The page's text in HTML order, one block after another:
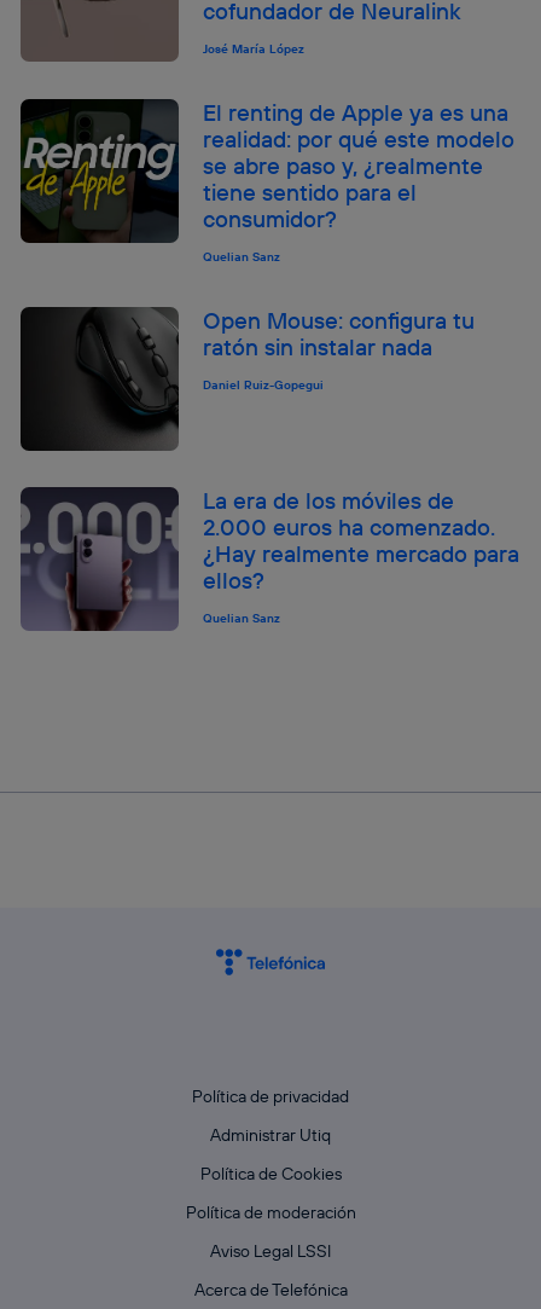
cofundador de Neuralink
José María López
El renting de Apple ya es una
realidad: por qué este modelo
se abre paso y, ¿realmente
tiene sentido para el
consumidor?
Quelian Sanz
Open Mouse: configura tu
ratón sin instalar nada
Daniel Ruiz-Gopegui
La era de los móviles de
2.000 euros ha comenzado.
¿Hay realmente mercado para
ellos?
Quelian Sanz
Política de privacidad
Administrar Utiq
Política de Cookies
Política de moderación
Aviso Legal LSSI
Acerca de Telefónica